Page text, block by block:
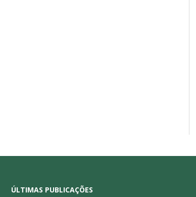
ÚLTIMAS PUBLICAÇÕES